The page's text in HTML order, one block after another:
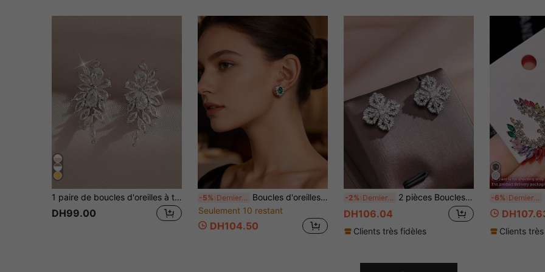
1 paire de boucles d'oreilles à tige en forme de plume de luxe ornées de zirconias cubiques, pour les femmes et les filles. Bijoux de retour à l'école, cadeau pour les fêtes, anniversaires, amitié et usage quotidien
DH99.00
-5% Derniers 3 jours
Boucles d'oreilles à tige Princesse Royale Émeraude/Bleu Royal Zircone Ovales Boucles d'oreilles fines pour mariage et dîner
Seulement 10 restant
DH104.50
-2% Derniers 2 jours 2 pièces Boucles d'oreilles à tige trèfle ajourées exquises pour femmes, convenant pour le mariage et le port quotidien
DH106.04
Clients très fidèles
-6% Dernier jour
Clients